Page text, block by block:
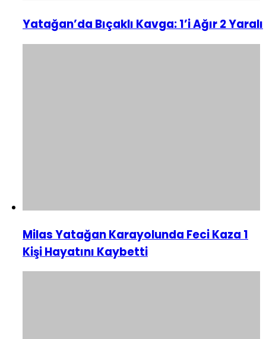
Yatağan’da Bıçaklı Kavga: 1’i Ağır 2 Yaralı
Milas Yatağan Karayolunda Feci Kaza 1
Kişi Hayatını Kaybetti